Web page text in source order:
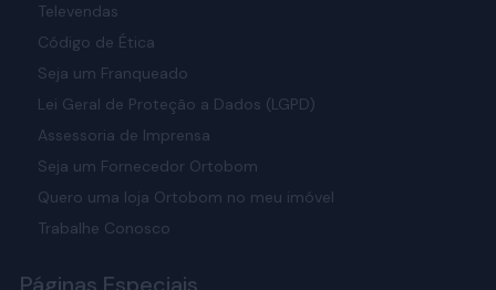
Televendas
Código de Ética
Seja um Franqueado
Lei Geral de Proteção a Dados (LGPD)
Assessoria de Imprensa
Seja um Fornecedor Ortobom
Quero uma loja Ortobom no meu imóvel
Trabalhe Conosco